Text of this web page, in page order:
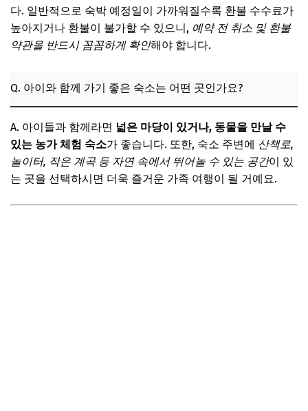
다. 일반적으로 숙박 예정일이 가까워질수록 환불 수수료가
높아지거나 환불이 불가할 수 있으니, 예약 전 취소 및 환불
약관을 반드시 꼼꼼하게 확인해야 합니다.
Q. 아이와 함께 가기 좋은 숙소는 어떤 곳인가요?
A. 아이들과 함께라면 넓은 마당이 있거나, 동물을 만날 수
있는 농가 체험 숙소가 좋습니다. 또한, 숙소 주변에 산책로,
놀이터, 작은 계곡 등 자연 속에서 뛰어놀 수 있는 공간이 있
는 곳을 선택하시면 더욱 즐거운 가족 여행이 될 거예요.